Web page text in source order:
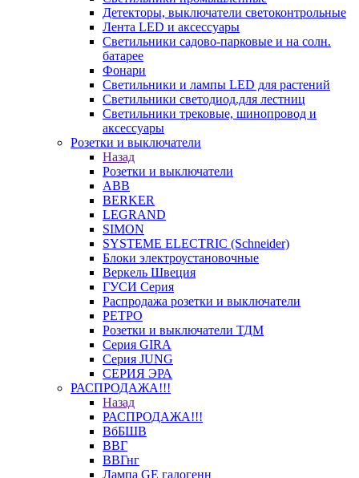
Детекторы, выключатели светоконтрольные
Лента LED и аксессуары
Светильники садово-парковые и на солн.
батарее
Фонари
Светильники и лампы LED для растений
Светильники светодиод.для лестниц
Светильники трековые, шинопровод и
аксессуары
Розетки и выключатели
Назад
Розетки и выключатели
ABB
BERKER
LEGRAND
SIMON
SYSTEME ELECTRIC (Schneider)
Блоки электроустановочные
Веркель Швеция
ГУСИ Серия
Распродажа розетки и выключатели
РЕТРО
Розетки и выключатели ТДМ
Серия GIRA
Серия JUNG
СЕРИЯ ЭРА
РАСПРОДАЖА!!!
Назад
РАСПРОДАЖА!!!
ВбБШВ
ВВГ
ВВГнг
Лампа GE галогенн